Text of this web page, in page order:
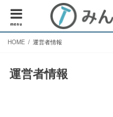
menu
HOME 運営者情報
運営者情報